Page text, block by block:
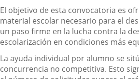
El objetivo de esta convocatoria es
material escolar necesario para el
un paso firme en la lucha contra la
escolarización en condiciones más
La ayuda individual por alumno se
concurrencia no competitiva. Esto